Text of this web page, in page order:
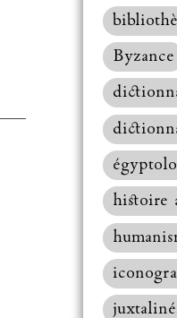
Byzance
histoire